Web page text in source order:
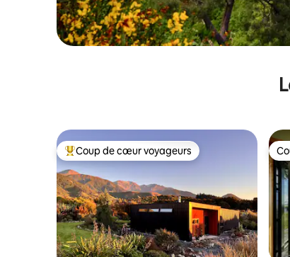
Coups de cœur voyageurs les plus appréciés
Coup de cœur voyageurs